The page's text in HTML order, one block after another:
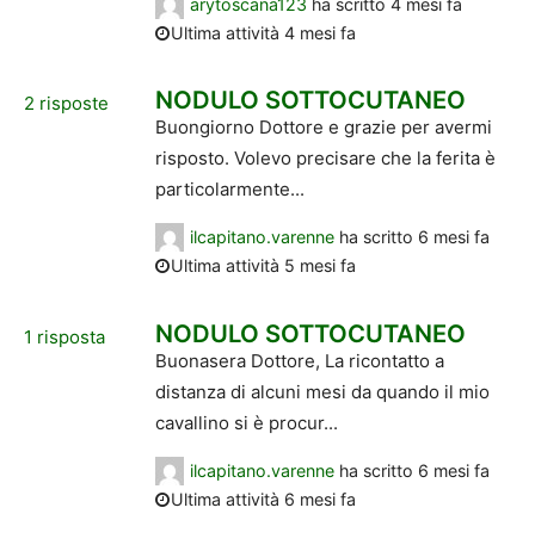
Ultima attività 4 mesi fa
2 risposte NODULO SOTTOCUTANEO
Buongiorno Dottore e grazie per avermi
risposto. Volevo precisare che la ferita è
particolarmente...
ilcapitano.varenneha scritto 6 mesi fa
Ultima attività 5 mesi fa
1 risposta NODULO SOTTOCUTANEO
Buonasera Dottore, La ricontatto a
distanza di alcuni mesi da quando il mio
cavallino si è procur...
ilcapitano.varenneha scritto 6 mesi fa
Ultima attività 6 mesi fa